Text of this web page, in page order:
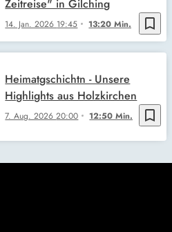
bookmark_border
14. Jan. 2026 19:45 13:20 Min.
Zeitreise" in Gilching
bookmark_border
7. Aug. 202620:00 12:50 Min.
Heimatgschichtn - Unsere
Highlights aus Holzkirchen